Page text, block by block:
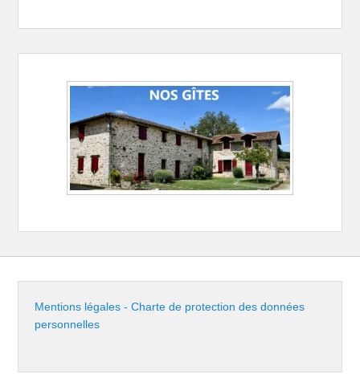
Mentions légales - Charte de protection des données
personnelles